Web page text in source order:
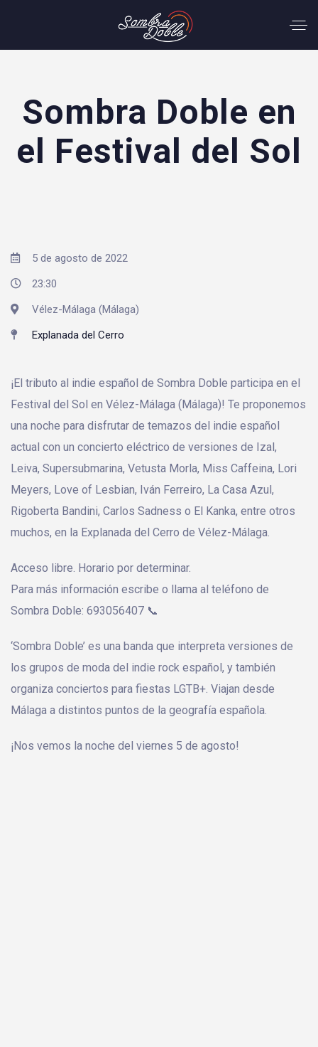
Sombra Doble en
el Festival del Sol
5 de agosto de 2022
23:30
Vélez-Málaga (Málaga)
Explanada del Cerro
¡El tributo al indie español de Sombra Doble participa en el
Festival del Sol en Vélez-Málaga (Málaga)! Te proponemos
una noche para disfrutar de temazos del indie español
actual con un concierto eléctrico de versiones de Izal,
Leiva, Supersubmarina, Vetusta Morla, Miss Caffeina, Lori
Meyers, Love of Lesbian, Iván Ferreiro, La Casa Azul,
Rigoberta Bandini, Carlos Sadness o El Kanka, entre otros
muchos, en la Explanada del Cerro de Vélez-Málaga.
Acceso libre. Horario por determinar.
Para más información escribe o llama al teléfono de
Sombra Doble: 693056407 📞
‘Sombra Doble’ es una banda que interpreta versiones de
los grupos de moda del indie rock español, y también
organiza conciertos para fiestas LGTB+. Viajan desde
Málaga a distintos puntos de la geografía española.
¡Nos vemos la noche del viernes 5 de agosto!